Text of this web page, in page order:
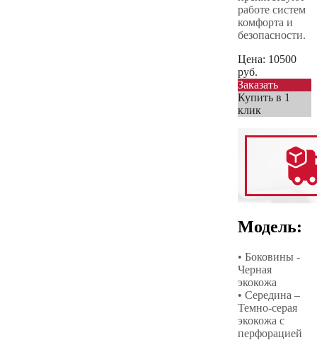
работе систем
комфорта и
безопасности.
Цена: 10500
руб.
Заказать
Купить в 1
клик
Модель:
• Боковины -
Черная
экокожа
• Середина –
Темно-серая
экокожа с
перфорацией